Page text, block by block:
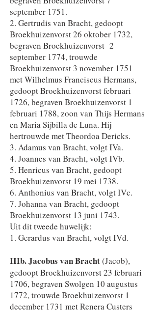
september 1751.
2. Gertrudis van Bracht, gedoopt
Broekhuizenvorst 26 oktober 1732,
begraven Broekhuizenvorst 2
september 1774, trouwde
Broekhuizenvorst 3 november 1751
met Wilhelmus Franciscus Hermans,
gedoopt Broekhuizenvorst februari
1726, begraven Broekhuizenvorst 1
februari 1788, zoon van Thijs Hermans
en Maria Sijbilla de Luna. Hij
hertrouwde met Theordoa Dericks.
3. Adamus van Bracht, volgt IVa.
4. Joannes van Bracht, volgt IVb.
5. Henricus van Bracht, gedoopt
Broekhuizenvorst 19 mei 1738.
6. Anthonius van Bracht, volgt IVc.
7. Johanna van Bracht, gedoopt
Broekhuizenvorst 13 juni 1743.
Uit dit tweede huwelijk:
1. Gerardus van Bracht, volgt IVd.
IIIb. Jacobus van Bracht(Jacob),
gedoopt Broekhuizenvorst 23 februari
1706, begraven Swolgen 10 augustus
1772, trouwde Broekhuizenvorst 1
december 1731 met Renera Custers